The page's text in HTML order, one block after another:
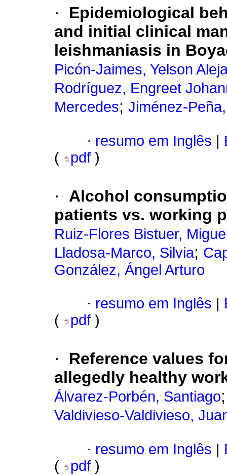
·
Epidemiological
and initial clinical
leishmaniasis in
Picón-Jaimes, Yelson
Rodríguez, Engreet
Mercedes; Jiménez-
· resumo em Inglês
(
pdf )
·
Alcohol
patients vs. working
Ruiz-Flores Bistuer,
Lladosa-Marco, Silvia;
González, Ángel Arturo
· resumo em Inglês
(
pdf )
·
Reference values
allegedly healthy
Álvarez-Porbén, Santiago
Valdivieso-Valdivieso,
· resumo em Inglês
(
pdf )